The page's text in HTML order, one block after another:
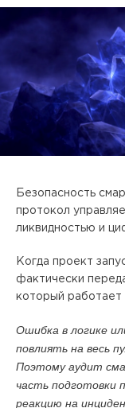
Безопасность
протокол
ликвидностью и
Когда проект
фактически
который работает
Ошибка в логике
повлиять на весь
Поэтому аудит
часть подготовки
реакцию на